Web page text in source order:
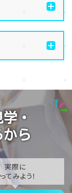
ゴータルト作り
リウム」作り
ル😊在校生の
・
から
実際に
てみよう！